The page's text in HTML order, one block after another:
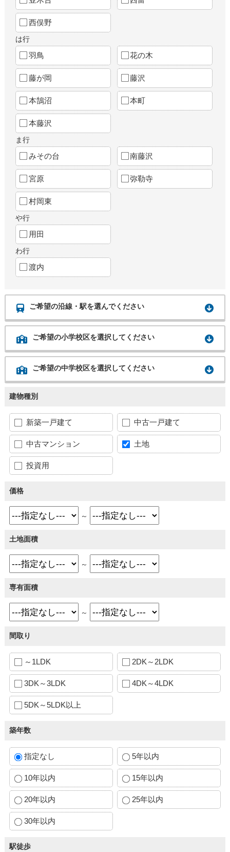
西俣野
は行
羽鳥 花の木
藤が岡 藤沢
本鵠沼 本町
本藤沢
ま行
みその台 南藤沢
宮原 弥勒寺
村岡東
や行
用田
わ行
渡内
ご希望の沿線・駅を選んでください
ご希望の小学校区を選択してください
ご希望の中学校区を選択してください
建物種別
新築一戸建て 中古一戸建て
中古マンション 土地
投資用
価格
～
土地面積
～
専有面積
～
間取り
～1LDK 2DK～2LDK
3DK～3LDK 4DK～4LDK
5DK～5LDK以上
築年数
指定なし 5年以内
10年以内 15年以内
20年以内 25年以内
30年以内
駅徒歩